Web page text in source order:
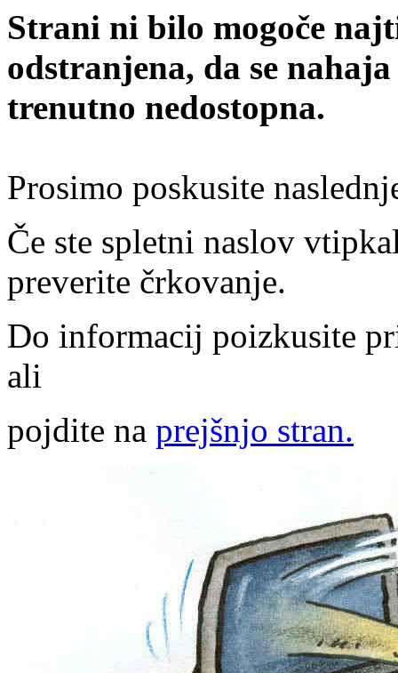
Strani ni bilo mogoče
odstranjena, da se
trenutno nedostopna.
Prosimo poskusite
Če ste spletni naslov
preverite črkovanje.
Do informacij poizkusite
ali
pojdite na prejšnjo stran.